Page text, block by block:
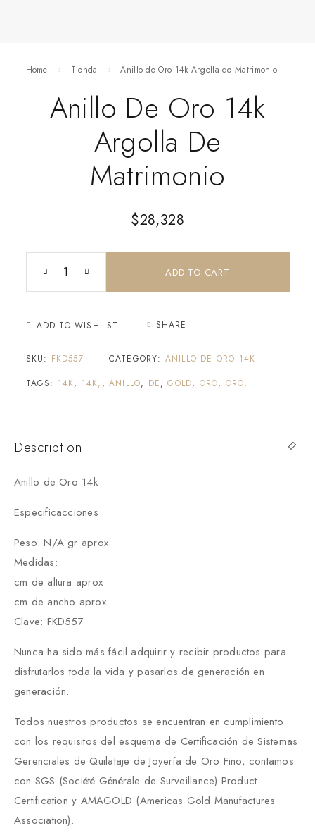
Home Tienda Anillo de Oro 14k Argolla de Matrimonio
Anillo De Oro 14k
Argolla De
Matrimonio
$28,328
ADD TO CART
ADD TO WISHLIST SHARE
SKU: FKD557 CATEGORY: ANILLO DE ORO 14K
TAGS: 14K, 14K, , ANILLO, DE,GOLD, ORO, ORO,
Description
Anillo de Oro 14k
Especificacciones
Peso: N/A gr aprox
Medidas:
cm de altura aprox
cm de ancho aprox
Clave: FKD557
Nunca ha sido más fácil adquirir y recibir productos para
disfrutarlos toda la vida y pasarlos de generación en
generación.
Todos nuestros productos se encuentran en cumplimiento
con los requisitos del esquema de Certificación de Sistemas
Gerenciales de Quilataje de Joyería de Oro Fino, contamos
con SGS (Société Générale de Surveillance) Product
Certification y AMAGOLD (Americas Gold Manufactures
Association).